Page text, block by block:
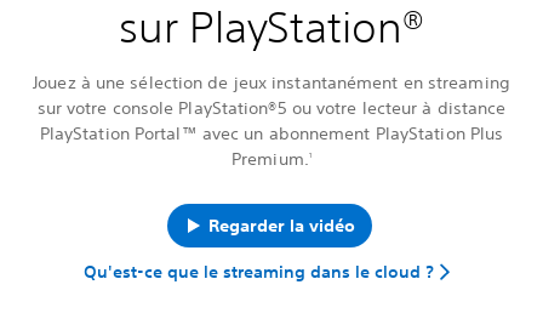
sur PlayStation®
Jouez à une sélection de jeux instantanément en streaming
sur votre console PlayStation®5 ou votre lecteur à distance
PlayStation Portal™ avec un abonnement PlayStation Plus
Premium. 1
Regarder la vidéo
Qu'est-ce que le streaming dans le cloud ?